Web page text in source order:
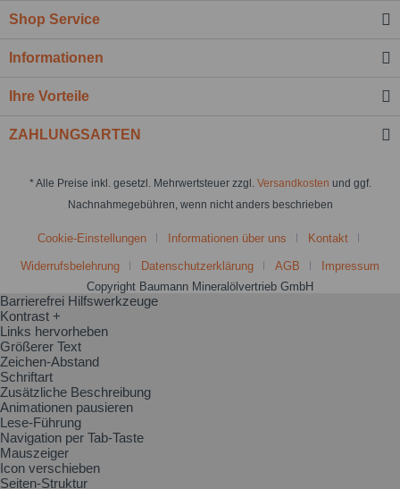
Shop Service
Informationen
Ihre Vorteile
ZAHLUNGSARTEN
* Alle Preise inkl. gesetzl. Mehrwertsteuer zzgl. Versandkosten und ggf.
Nachnahmegebühren, wenn nicht anders beschrieben
Cookie-Einstellungen Informationen über uns Kontakt
Widerrufsbelehrung Datenschutzerklärung AGB
Impressum
Copyright Baumann Mineralölvertrieb GmbH
Barrierefrei Hilfswerkzeuge
Kontrast +
Links hervorheben
Größerer Text
Zeichen-Abstand
Schriftart
Zusätzliche Beschreibung
Animationen pausieren
Lese-Führung
Navigation per Tab-Taste
Mauszeiger
Icon verschieben
Seiten-Struktur